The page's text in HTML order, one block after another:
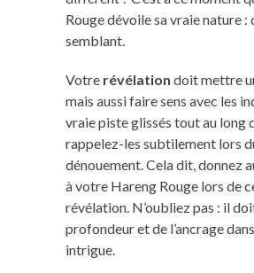
Rouge dévoile sa vraie nature :
semblant.
Votre révélation doit mettre
mais aussi faire sens avec les
vraie piste glissés tout au long
rappelez-les subtilement lors
dénouement. Cela dit, donnez
à votre Hareng Rouge lors de
révélation. N’oubliez pas : il
profondeur et de l’ancrage
intrigue.